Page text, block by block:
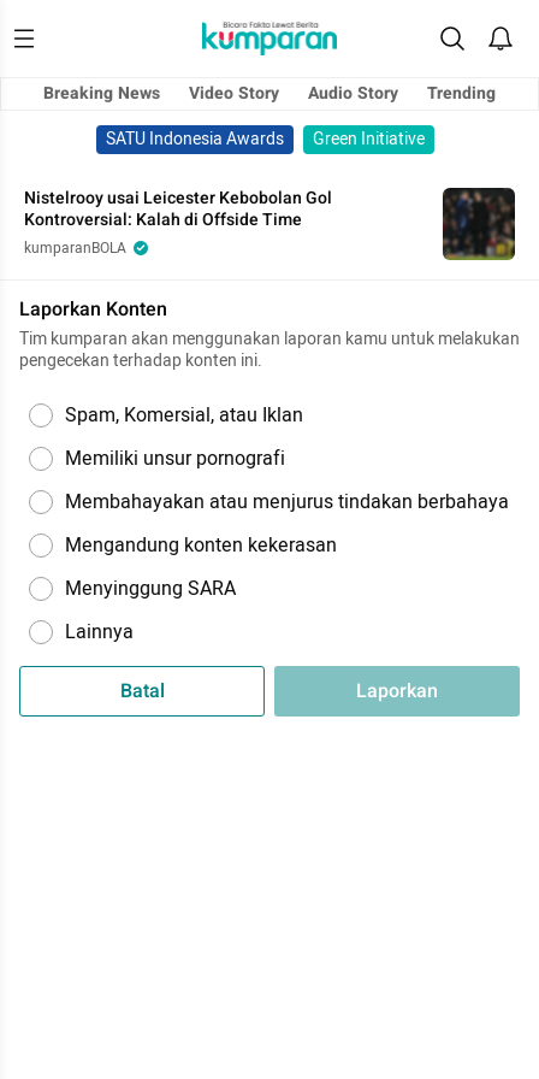
Breaking News Video Story Audio Story
Trending
SATU Indonesia Awards
Green Initiative
Nistelrooy usai Leicester Kebobolan Gol
Kontroversial: Kalah di Offside Time
kumparanBOLA
Laporkan Konten
Tim kumparan akan menggunakan laporan kamu untuk melakukan
pengecekan terhadap konten ini.
Spam, Komersial, atau Iklan
Memiliki unsur pornografi
Membahayakan atau menjurus tindakan berbahaya
Mengandung konten kekerasan
Menyinggung SARA
Lainnya
Batal Laporkan